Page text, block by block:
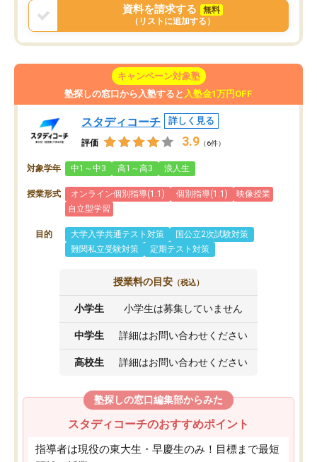
資料を請求する
無料
（リストに追加する）
キャンペーン対象塾
塾探しの窓口から入塾すると 入塾金1万円OFF
スタディコーチ 詳しく見る
評価 3.9 （6件）
対象学年 中1～中3 高1～高3 浪人生
授業形式 オンライン個別指導(1:1) 個別指導(1:1)
映像授業
自立型学習
目的 大学入学共通テスト対策
国公立2次試験対策
難関私立受験対策
定期テスト対策
授業料の目安 （税込）
小学生 小学生は募集していません
中学生 詳細はお問い合わせください
高校生 詳細はお問い合わせください
塾探しの窓口編集部からみた
スタディコーチのおすすめポイント
指導者は現役の東大生・早慶生のみ！目標まで最短